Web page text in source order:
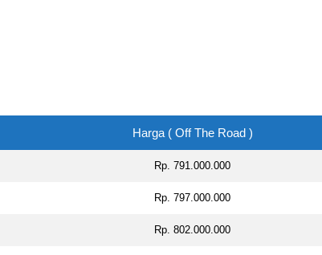
Harga ( Off The Road )
Rp. 791.000.000
Rp. 797.000.000
Rp. 802.000.000